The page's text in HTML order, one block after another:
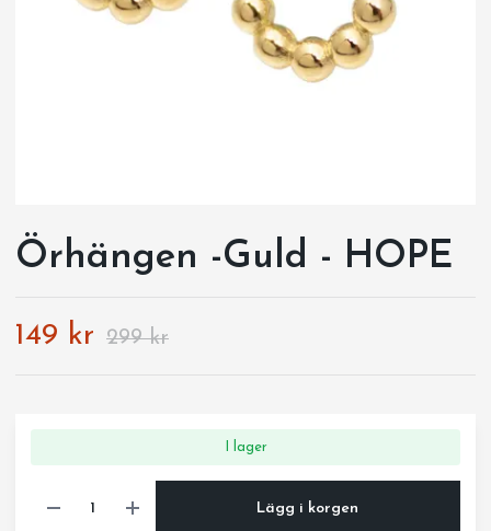
Örhängen -Guld - HOPE
149 kr 299 kr
I lager
Lägg i korgen